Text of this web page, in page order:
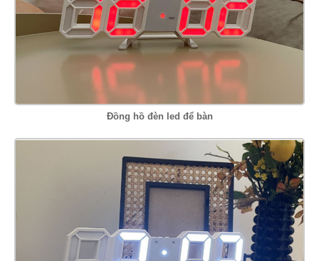
Đồng hồ đèn led để bàn